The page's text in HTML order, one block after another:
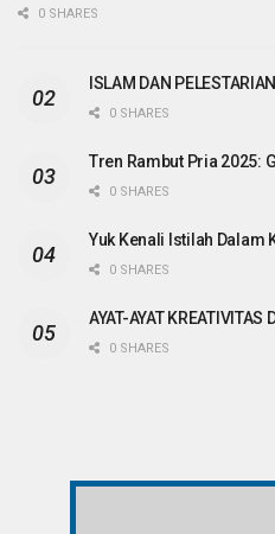
0 SHARES
ISLAM DAN
0 SHARES
Tren Rambut Pria 2025:
0 SHARES
Yuk Kenali Istilah Dalam
0 SHARES
AYAT-AYAT KREATIVITAS
0 SHARES